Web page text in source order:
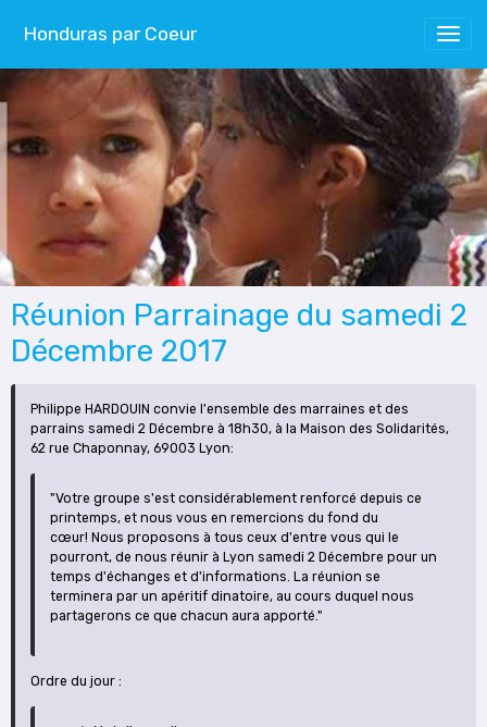
Honduras par Coeur
Réunion Parrainage du samedi 2
Décembre 2017
Philippe HARDOUIN convie l'ensemble des marraines et des
parrains samedi 2 Décembre à 18h30, à la Maison des Solidarités,
62 rue Chaponnay, 69003 Lyon:
"Votre groupe s'est considérablement renforcé depuis ce
printemps, et nous vous en remercions du fond du
cœur! Nous proposons à tous ceux d'entre vous qui le
pourront, de nous réunir à Lyon samedi 2 Décembre pour un
temps d'échanges et d'informations. La réunion se
terminera par un apéritif dinatoire, au cours duquel nous
partagerons ce que chacun aura apporté."
Ordre du jour :